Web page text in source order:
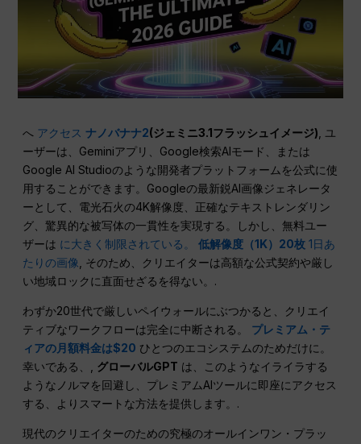
へ アクセスナノバナナ2(ジェミニ3.1フラッシュイメージ) , ユ
ーザーは、Geminiアプリ、Google検索AIモード、または
Google AI Studioのような開発者プラットフォームを公式に使
用することができます。Googleの最新鋭AI画像ジェネレータ
ーとして、電光石火の4K解像度、正確なテキストレンダリン
グ、驚異的な被写体の一貫性を実現する。しかし、無料ユー
ザーは に大きく制限されている。低解像度（1K）20枚 1日あ
たりの画像
, そのため、クリエイターは高額な公式契約や厳し
い地域ロックに直面せざるを得ない。.
わずか20世代で厳しいペイウォールにぶつかると、クリエイ
ティブなワークフローは完全に中断される。 プレミアム・テ
ィアの月額料金は$20 ひとつのエコシステムのためだけに。
幸いである、, グローバルGPT は、このようなイライラする
ようなノルマを回避し、プレミアムAIツールに即座にアクセス
する、よりスマートな方法を提供します。.
現代のクリエイターのための究極のオールインワン・プラッ